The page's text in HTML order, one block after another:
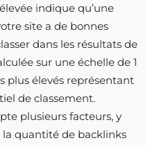
indique qu’une
site a de bonnes
dans les résultats de
sur une échelle de 1
plus élevés représentant
de classement.
plusieurs facteurs, y
quantité de backlinks